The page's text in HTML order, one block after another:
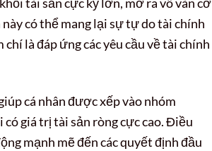
có thể mang lại sự tự do tài chính
là đáp ứng các yêu cầu về tài chính
cá nhân được xếp vào nhóm
giá trị tài sản ròng cực cao. Điều
mạnh mẽ đến các quyết định đầu